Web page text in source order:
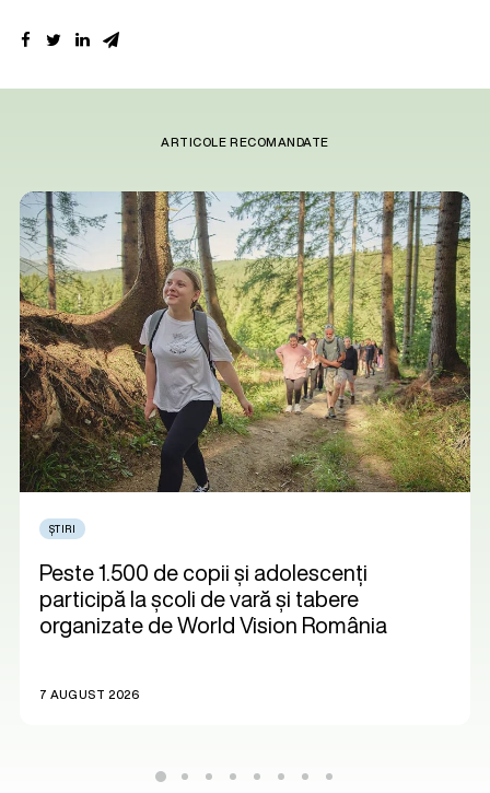
ARTICOLE RECOMANDATE
ȘTIRI
Peste 1.500 de copii și adolescenți
participă la școli de vară și tabere
organizate de World Vision România
7 AUGUST 2026